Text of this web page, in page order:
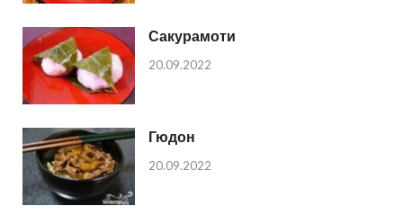
Сакурамоти
20.09.2022
Гюдон
20.09.2022